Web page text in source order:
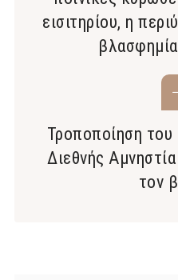
εισιτηρίου, η
Τροποποίηση
Διεθνής
τον